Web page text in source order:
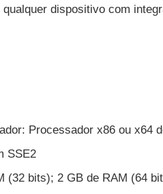
dispositivo com
Processador x86 ou x64
SSE2
(32 bits); 2 GB de RAM (64